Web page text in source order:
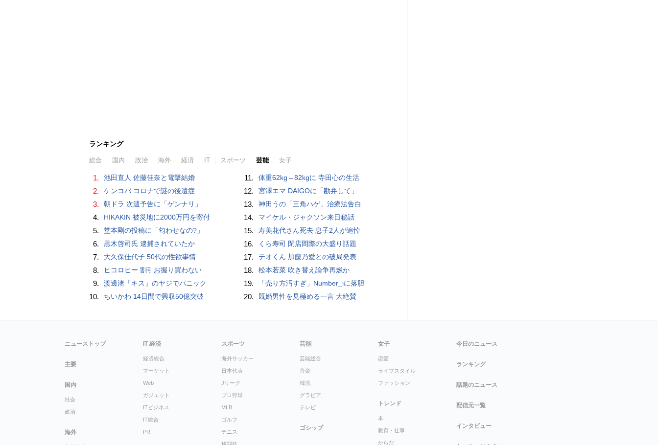
ランキング
総合 国内 政治 海外 経済 IT スポーツ 芸能 女子
1. 池田直人 佐藤佳奈と電撃結婚
2. ケンコバ コロナで謎の後遺症
3. 朝ドラ 次週予告に「ゲンナリ」
4. HIKAKIN 被災地に2000万円を寄付
5. 堂本剛の投稿に「匂わせなの?」
6. 黒木啓司氏 逮捕されていたか
7. 大久保佳代子 50代の性欲事情
8. ヒコロヒー 割引お握り買わない
9. 渡邊渚「キス」のヤジでパニック
10. ちいかわ 14日間で興収50億突破
11. 体重62kg→82kgに 寺田心の生活
12. 宮澤エマ DAIGOに「勘弁して」
13. 神田うの「三角ハゲ」治療法告白
14. マイケル・ジャクソン来日秘話
15. 寿美花代さん死去 息子2人が追悼
16. くら寿司 閉店間際の大盛り話題
17. テオくん 加藤乃愛との破局発表
18. 松本若菜 吹き替え論争再燃か
19. 「売り方汚すぎ」Number_iに落胆
20. 既婚男性を見極める一言 大絶賛
ニューストップ
主要
国内
社会
政治
海外
IT 経済
経済総合
マーケット
Web
ガジェット
ITビジネス
IT総合
PR
スポーツ
海外サッカー
日本代表
Jリーグ
プロ野球
MLB
ゴルフ
テニス
格闘技
芸能
芸能総合
音楽
韓流
グラビア
テレビ
ゴシップ
女子
恋愛
ライフスタイル
ファッション
トレンド
本
教育・仕事
からだ
今日のニュース
ランキング
話題のニュース
配信元一覧
インタビュー